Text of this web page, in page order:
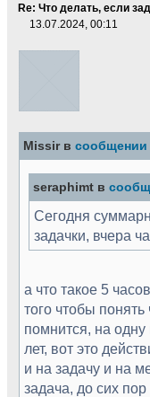
Re: Что делать, если
13.07.2024, 00:11
Missir в сообщении
seraphimt в
Сегодня
задачки, вчера
а что такое 5
того чтобы
помнится, на
лет, вот это
и на задачу и на
задача, до сих